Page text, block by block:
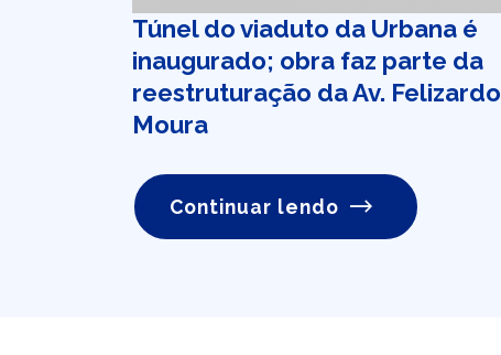
Túnel do viaduto da Urbana é
inaugurado; obra faz parte da
reestruturação da Av. Felizardo
Moura
Continuar lendo